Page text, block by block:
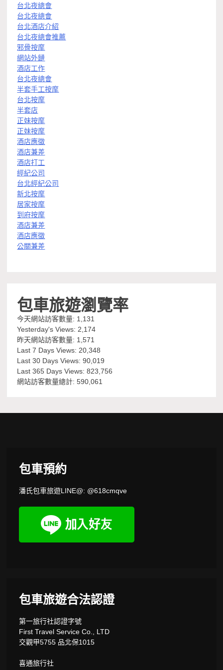
台北夜總會
台北夜總會
台北酒店介紹
台北夜總會推薦
邪骨按摩
網站外鏈
酒店工作
台北夜總會
半套手工按摩
台北按摩
半套店
正妹按摩
正妹按摩
酒店應徵
酒店兼差
酒店打工
經紀公司
台北經紀公司
新北按摩
居家按摩
到府按摩
酒店兼差
酒店應徵
公關兼差
包車旅遊瀏覽率
今天網站訪客數量: 1,131
Yesterday's Views:2,174
昨天網站訪客數量: 1,571
Last 7 Days Views:20,348
Last 30 Days Views:90,019
Last 365 Days Views:823,756
網站訪客數量總計:590,061
包車預約
潘氏包車旅遊LINE@: @618cmqve
包車旅遊合法認證
第一旅行社認證字號
First Travel Service Co., LTD
交觀甲5755 品北保1015
喜通旅行社